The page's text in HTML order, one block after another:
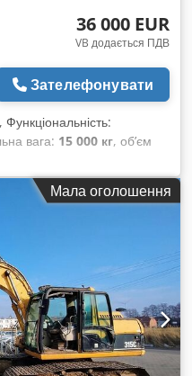
36 000 EUR
VB додається ПДВ
Зателефонувати
, Функціональність:
вага: 15 000 кг, об’єм
, повністю
Amyjkr Мала оголошення